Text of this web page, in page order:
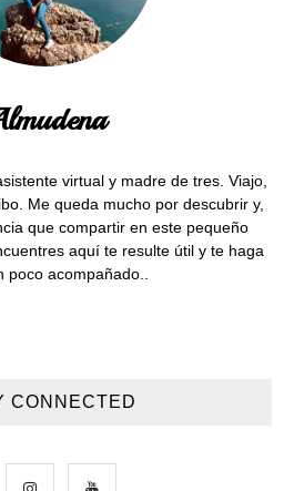
virtual y madre de tres. Viajo,
Me queda mucho por descubrir y,
que compartir en este pequeño
aquí te resulte útil y te haga
poco acompañado..
CONNECTED